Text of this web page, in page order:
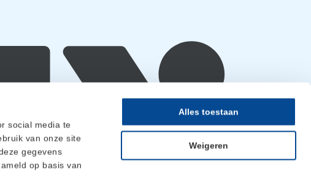
social media te
van onze site
gegevens
op basis van
Alles toestaan
Weigeren